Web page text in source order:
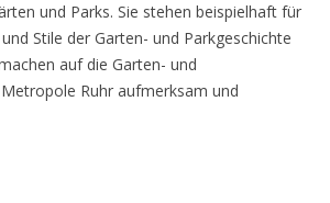
und Parks. Sie stehen beispielhaft für
Stile der Garten- und Parkgeschichte
auf die Garten- und
Ruhr aufmerksam und